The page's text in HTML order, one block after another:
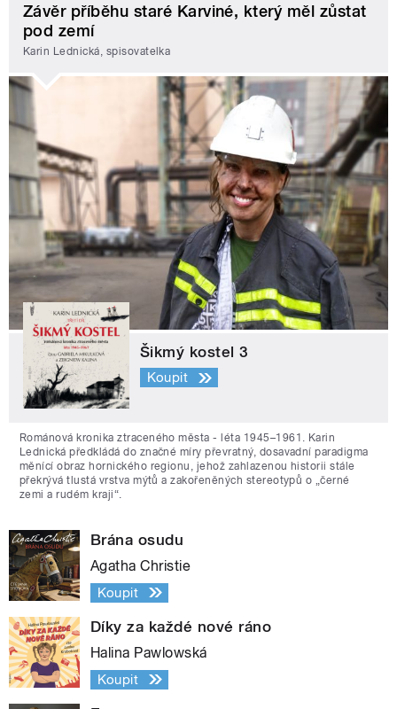
Závěr příběhu staré Karviné, který měl zůstat
pod zemí
Karin Lednická, spisovatelka
Šikmý kostel 3
Koupit
Románová kronika ztraceného města - léta 1945–1961. Karin
Lednická předkládá do značné míry převratný, dosavadní paradigma
měnící obraz hornického regionu, jehož zahlazenou historii stále
překrývá tlustá vrstva mýtů a zakořeněných stereotypů o „černé
zemi a rudém kraji“.
Brána osudu
Agatha Christie
Koupit
Díky za každé nové ráno
Halina Pawlowská
Koupit